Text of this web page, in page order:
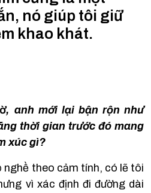
nó giúp tôi giữ
khao khát.
, anh mới lại bận rộn như
thời gian trước đó mang
xúc gì?
nghề theo cảm tính, có lẽ tôi
vì xác định đi đường dài